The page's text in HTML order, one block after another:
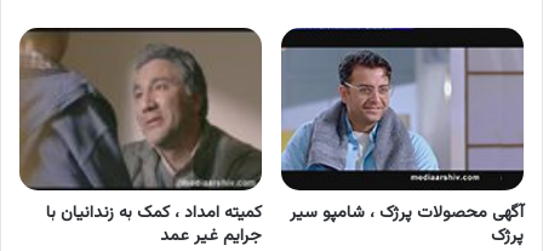
آگهی محصولات پرژک ، شامپو سیر
پرژک
کمیته امداد ، کمک به زندانیان با
جرایم غیر عمد